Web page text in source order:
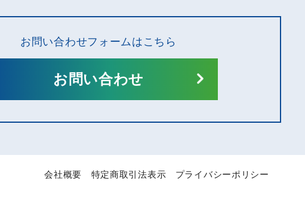
お問い合わせフォームはこちら
お問い合わせ
会社概要 特定商取引法表示 プライバシーポリシー